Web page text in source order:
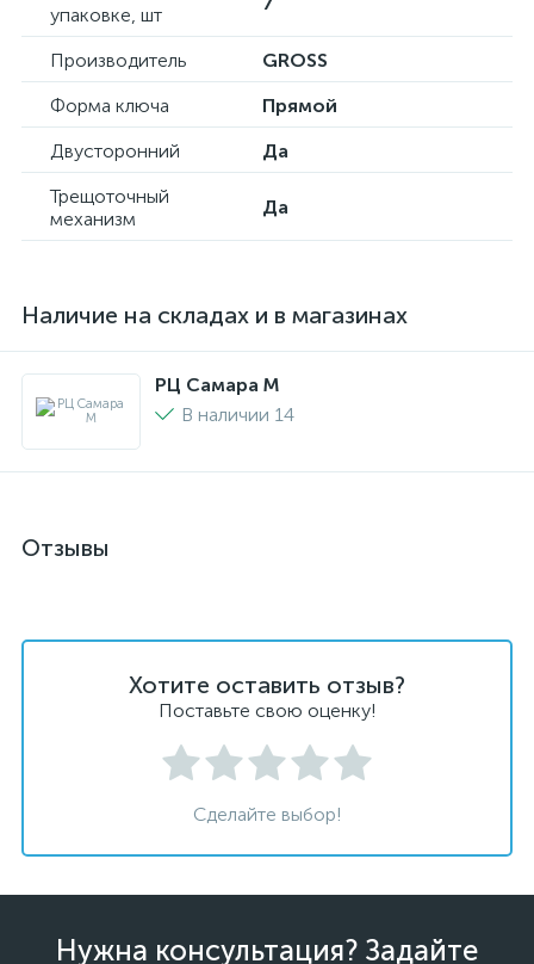
упаковке, шт
Производитель
GROSS
Форма ключа
Прямой
Двусторонний
Да
Трещоточный
механизм
Да
Наличие на складах и в магазинах
РЦ Самара M
В наличии 14
Отзывы
Хотите оставить отзыв?
Поставьте свою оценку!
Сделайте выбор!
Нужна консультация? Задайте